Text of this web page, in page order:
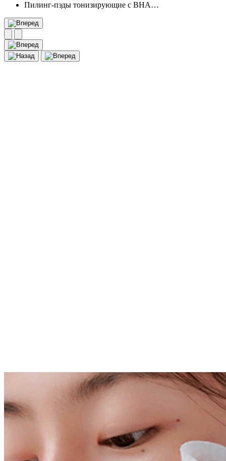
Пилинг-пэды тонизирующие с BHA…